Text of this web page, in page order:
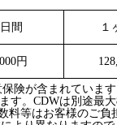
間 １
円
険が含まれています
。CDWは別途最大
等はお客様のご負